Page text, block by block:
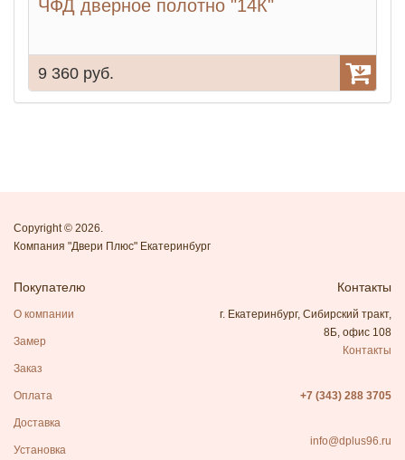
ЧФД дверное полотно "14К"
9 360 руб.
Copyright © 2026.
Компания "Двери Плюс" Екатеринбург
Покупателю
О компании
Замер
Заказ
Оплата
Доставка
Установка
Контакты
г. Екатеринбург, Сибирский тракт,
8Б, офис 108
Контакты
+7 (343) 288 3705
info@dplus96.ru